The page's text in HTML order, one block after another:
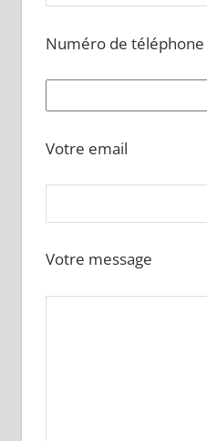
Numéro de
Votre email
Votre message